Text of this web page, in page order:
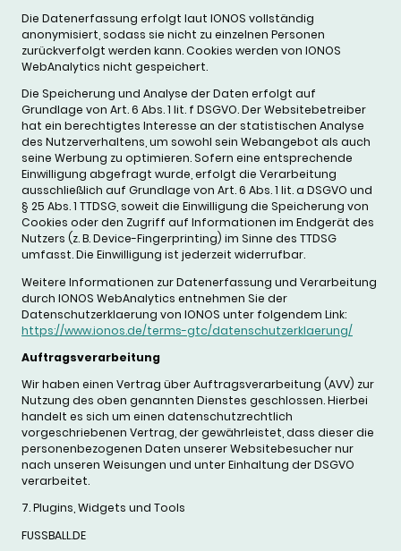
Die Datenerfassung erfolgt laut IONOS vollständig
anonymisiert, sodass sie nicht zu einzelnen Personen
zurückverfolgt werden kann. Cookies werden von IONOS
WebAnalytics nicht gespeichert.
Die Speicherung und Analyse der Daten erfolgt auf
Grundlage von Art. 6 Abs. 1 lit. f DSGVO. Der Websitebetreiber
hat ein berechtigtes Interesse an der statistischen Analyse
des Nutzerverhaltens, um sowohl sein Webangebot als auch
seine Werbung zu optimieren. Sofern eine entsprechende
Einwilligung abgefragt wurde, erfolgt die Verarbeitung
ausschließlich auf Grundlage von Art. 6 Abs. 1 lit. a DSGVO und
§ 25 Abs. 1 TTDSG, soweit die Einwilligung die Speicherung von
Cookies oder den Zugriff auf Informationen im Endgerät des
Nutzers (z. B. Device-Fingerprinting) im Sinne des TTDSG
umfasst. Die Einwilligung ist jederzeit widerrufbar.
Weitere Informationen zur Datenerfassung und Verarbeitung
durch IONOS WebAnalytics entnehmen Sie der
Datenschutzerklaerung von IONOS unter folgendem Link:
https://www.ionos.de/terms-gtc/datenschutzerklaerung/
Auftragsverarbeitung
Wir haben einen Vertrag über Auftragsverarbeitung (AVV) zur
Nutzung des oben genannten Dienstes geschlossen. Hierbei
handelt es sich um einen datenschutzrechtlich
vorgeschriebenen Vertrag, der gewährleistet, dass dieser die
personenbezogenen Daten unserer Websitebesucher nur
nach unseren Weisungen und unter Einhaltung der DSGVO
verarbeitet.
7. Plugins, Widgets und Tools
FUSSBALL.DE